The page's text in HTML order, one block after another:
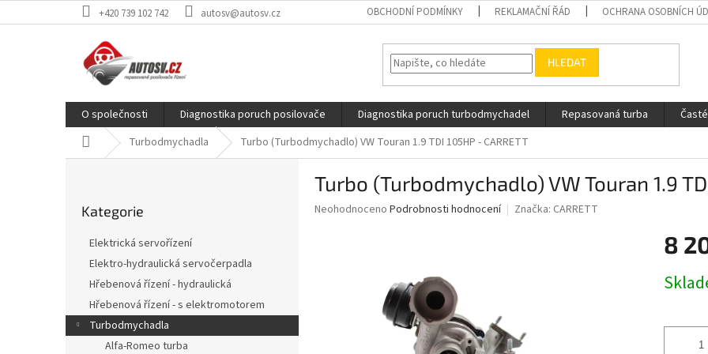
na
+420 739 102 742 autosv@autosv.cz OBCHODNÍ PODMÍNKY REKLAMAČNÍ ŘÁD OCHRANA OSOBNÍCH
HLEDAT
O společnosti Diagnostika poruch posilovače Diagnostika poruch turbodmychadel Repasovaná turba
Domů Turbodmychadla Turbo (Turbodmychadlo) VW Touran 1.9 TDI 105HP - CARRETT
a
kategorie
Kategorie
Elektrická servořízení
Elektro-hydraulická servočerpadla
Hřebenová řízení - hydraulická
Hřebenová řízení - s elektromotorem
Turbodmychadla
Alfa-Romeo turba
Turbo (Turbodmychadlo) VW Touran 1.9
Průměrné
Neohodnoceno Podrobnosti hodnocení Značka: CARRETT
8
cena: